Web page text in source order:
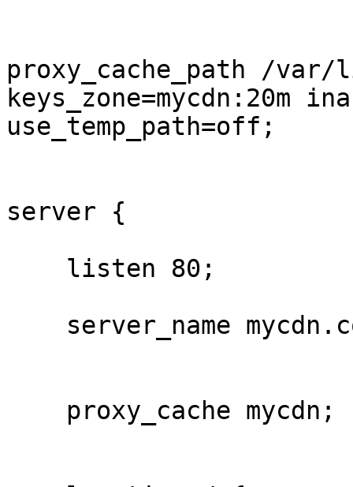
proxy_cache_path /
keys_zone=mycdn:20m
use_temp_path=off;
server {